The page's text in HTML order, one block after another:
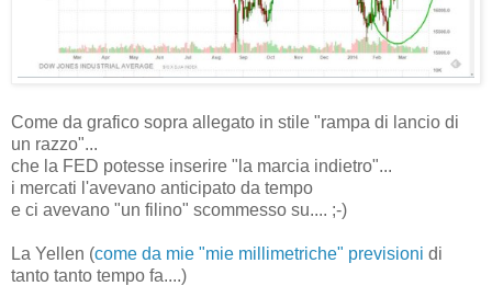
Come da grafico sopra allegato in stile "rampa di lancio di
un razzo"...
che la FED potesse inserire "la marcia indietro"...
i mercati l'avevano anticipato da tempo
e ci avevano "un filino" scommesso su.... ;-)
La Yellen (come da mie "mie millimetriche" previsioni di
tanto tanto tempo fa....)